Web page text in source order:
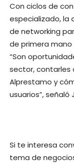
Con ciclos de
especializado, la
de networking
de primera
“Son
sector, contarles
Alprestamo y
usuarios”, señaló
Si te interesa
tema de